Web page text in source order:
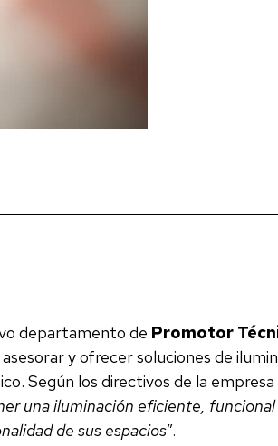
departamento de Promotor
y ofrecer soluciones de
Según los directivos de la empresa
una iluminación eficiente,
de sus espacios”.